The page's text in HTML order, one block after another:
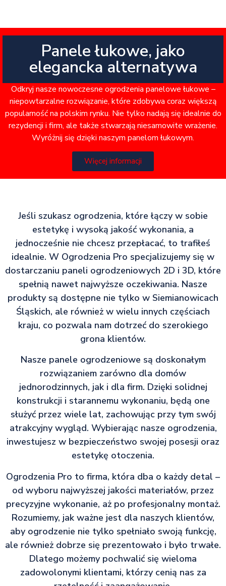
Panele łukowe, jako
elegancka alternatywa
Odkryj nasze nowoczesne ogrodzenia panelowe łukowe –
niepowtarzalne rozwiązanie, które zdobywa coraz większą
popularność na polskim rynku. Nie tylko nadają się idealnie do
rezydencji i firm, ale także stwarzają niesamowite wrażenie.
Wyróżnij się dzięki naszym panelom łukowym.
Więcej informacji
Jeśli szukasz ogrodzenia, które łączy w sobie
estetykę i wysoką jakość wykonania, a
jednocześnie nie chcesz przepłacać, to trafiłeś
idealnie. W Ogrodzenia Pro specjalizujemy się w
dostarczaniu paneli ogrodzeniowych 2D i 3D, które
spełnią nawet najwyższe oczekiwania. Nasze
produkty są dostępne nie tylko w Siemianowicach
Śląskich, ale również w wielu innych częściach
kraju, co pozwala nam dotrzeć do szerokiego
grona klientów.
Nasze panele ogrodzeniowe są doskonałym
rozwiązaniem zarówno dla domów
jednorodzinnych, jak i dla firm. Dzięki solidnej
konstrukcji i starannemu wykonaniu, będą one
służyć przez wiele lat, zachowując przy tym swój
atrakcyjny wygląd. Wybierając nasze ogrodzenia,
inwestujesz w bezpieczeństwo swojej posesji oraz
estetykę otoczenia.
Ogrodzenia Pro to firma, która dba o każdy detal –
od wyboru najwyższej jakości materiałów, przez
precyzyjne wykonanie, aż po profesjonalny montaż.
Rozumiemy, jak ważne jest dla naszych klientów,
aby ogrodzenie nie tylko spełniało swoją funkcję,
ale również dobrze się prezentowało i było trwałe.
Dlatego możemy pochwalić się wieloma
zadowolonymi klientami, którzy cenią nas za